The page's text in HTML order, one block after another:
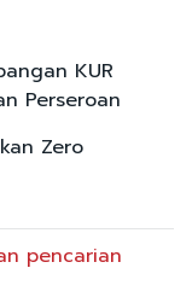
KUR
Perseroan
Zero
pencarian